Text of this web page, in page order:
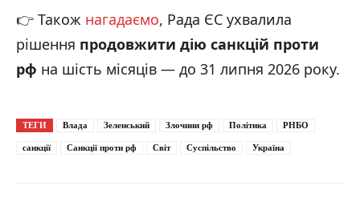
👉 Також нагадаємо, Рада ЄС ухвалила
рішення продовжити дію санкцій проти
рф на шість місяців — до 31 липня 2026 року.
ТЕГИ Влада Зеленський Злочини рф Політика РНБО
санкції Санкції проти рф Світ Суспільство Україна